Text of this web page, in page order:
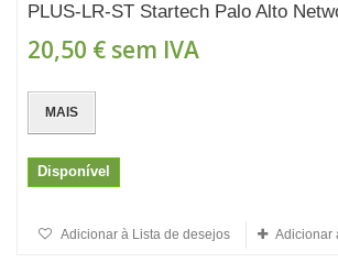
PLUS-LR-ST Startech Palo Alto
20,50 € sem IVA
MAIS
Disponível
Adicionar à Lista de desejos Adicionar